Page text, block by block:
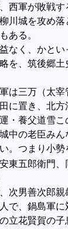
西軍が敗戦
川城を攻め
ある。
く、かとい
を、筑後郷
は三万（太宰
に置き、北方
・養父道雪
中の老臣み
。つまり小
五郎衛門、
男善次郎親
で、鍋島軍に
立花賢賀の